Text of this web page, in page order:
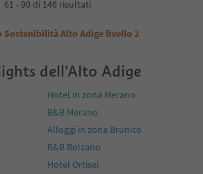
61 - 90 di 146 risultati
Sostenibilità Alto Adige livello 2
dell'Alto Adige
Hotel in zona Merano
B&B Merano
Alloggi in zona Brunico
B&B Bolzano
Hotel Ortisei